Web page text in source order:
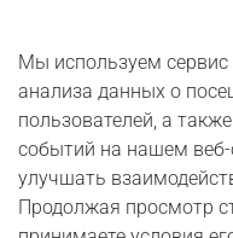
Серьги
Кольца
Колье
Браслеты
Мы используем
анализа данных о
пользователей, а
событий на нашем
улучшать
Продолжая просмотр